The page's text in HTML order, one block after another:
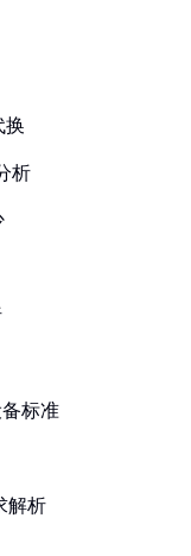
换
析
标准
解析